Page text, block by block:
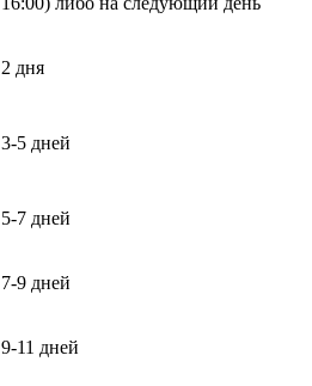
2 дня
3-5 дней
5-7 дней
7-9 дней
9-11 дней